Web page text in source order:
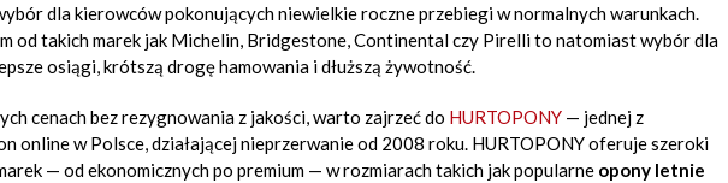
dla kierowców pokonujących niewielkie roczne przebiegi w normalnych warunkach.
od takich marek jak Michelin, Bridgestone, Continental czy Pirelli to natomiast wybór dla
osiągi, krótszą drogę hamowania i dłuższą żywotność.
cenach bez rezygnowania z jakości, warto zajrzeć do HURTOPONY — jednej z
online w Polsce, działającej nieprzerwanie od 2008 roku. HURTOPONY oferuje szeroki
— od ekonomicznych po premium — w rozmiarach takich jak popularne opony letnie